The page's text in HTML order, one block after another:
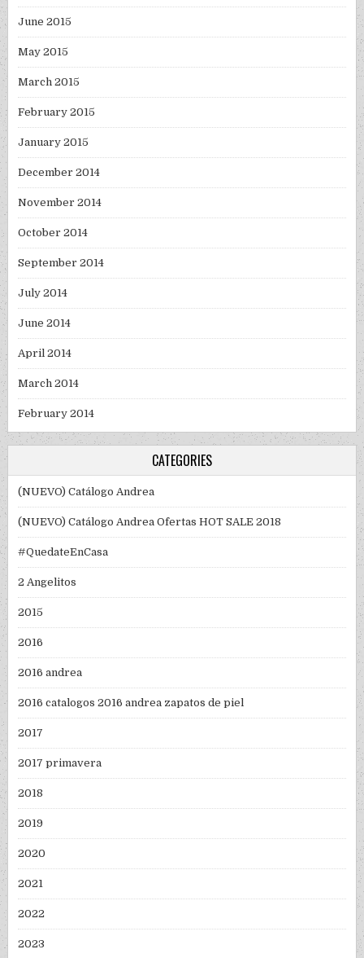
June 2015
May 2015
March 2015
February 2015
January 2015
December 2014
November 2014
October 2014
September 2014
July 2014
June 2014
April 2014
March 2014
February 2014
CATEGORIES
(NUEVO) Catálogo Andrea
(NUEVO) Catálogo Andrea Ofertas HOT SALE 2018
#QuedateEnCasa
2 Angelitos
2015
2016
2016 andrea
2016 catalogos 2016 andrea zapatos de piel
2017
2017 primavera
2018
2019
2020
2021
2022
2023